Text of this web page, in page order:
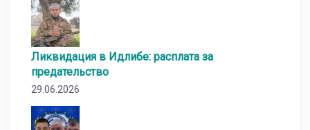
Ликвидация в Идлибе: расплата за
предательство
29.06.2026